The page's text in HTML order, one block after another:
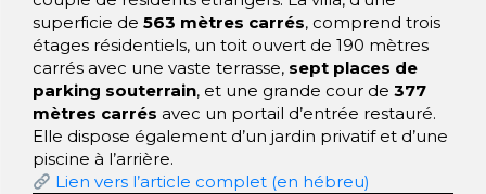
superficie de 563 mètres carrés, comprend trois
étages résidentiels, un toit ouvert de 190 mètres
carrés avec une vaste terrasse, sept places de
parking souterrain, et une grande cour de 377
mètres carrés avec un portail d’entrée restauré.
Elle dispose également d’un jardin privatif et d’une
piscine à l’arrière.
Lien vers l’article complet (en hébreu)